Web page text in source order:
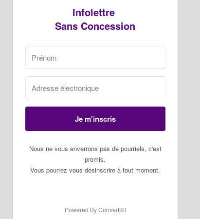
Infolettre
Sans Concession
Je m'inscris
Nous ne vous enverrons pas de pourriels, c'est
promis.
Vous pourrez vous désinscrire à tout moment.
Powered By ConvertKit